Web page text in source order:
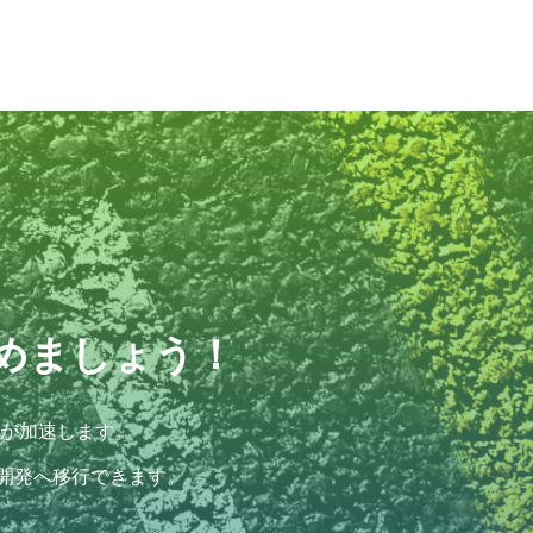
ましょう！
加速します。
発へ移行できます。